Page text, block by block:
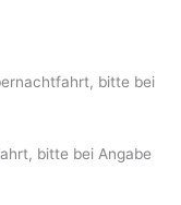
bitte bei
bitte bei Angabe